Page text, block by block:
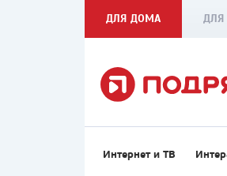
ДЛЯ ДОМА ДЛЯ
Интернет и ТВ